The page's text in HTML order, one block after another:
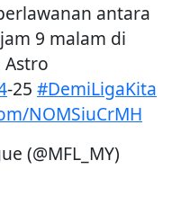
antara
9 malam di
Astro
-25 #DemiLigaKita
NOMSiuCrMH
(@MFL_MY)